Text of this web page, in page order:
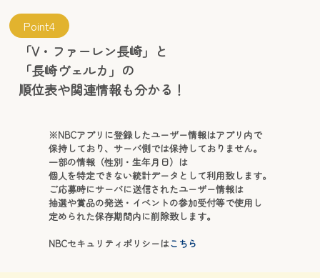
Point4
「V・ファーレン長崎」と
「長崎ヴェルカ」の
順位表や関連情報も分かる！
※NBCアプリに登録したユーザー情報はアプリ内で
保持しており、サーバ側では保持しておりません。
一部の情報（性別・生年月日）は
個人を特定できない統計データとして利用致します。
ご応募時にサーバに送信されたユーザー情報は
抽選や賞品の発送・イベントの参加受付等で使用し
定められた保存期間内に削除致します。
NBCセキュリティポリシーはこちら